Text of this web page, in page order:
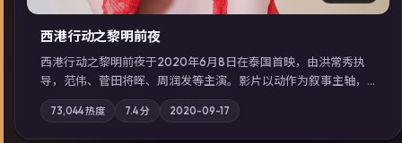
西港行动之黎明前夜
西港行动之黎明前夜于2020年6月8日在泰国首映，由洪常秀执
导，范伟、菅田将晖、周润发等主演。影片以动作为叙事主轴，
亲情与职责必须在倒计时结束前做出抉择；摄影与配乐强化地域
气质；站内亦可通过「国产免费观看高清电视剧在线看」延展检
索同类型高分佳作，畅享高清在线追剧体验。
73,044热度 7.4分 2020-09-17